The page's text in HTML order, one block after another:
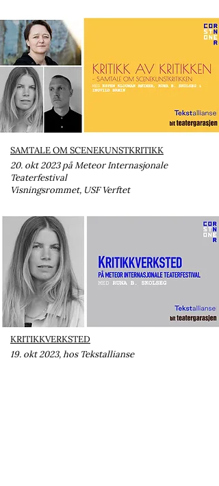
SAMTALE OM SCENEKUNSTKRITIKK
20. okt 2023 på Meteor Internasjonale
Teaterfestival
Visningsrommet, USF Verftet
KRITIKKVERKSTED
19. okt 2023, hos Tekstallianse